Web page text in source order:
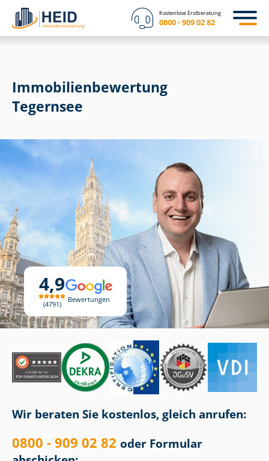
Kostenlose Erstberatung
0800 - 909 02 82
4,9
4791
Bewertungen
Immobilien­bewertung
Tegernsee
Wir beraten Sie kostenlos, gleich anrufen:
0800 - 909 02 82 oder Formular